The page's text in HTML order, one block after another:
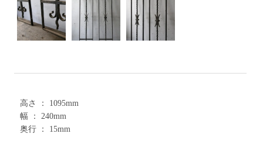
高さ ： 1095mm
幅 ： 240mm
奥行 ： 15mm